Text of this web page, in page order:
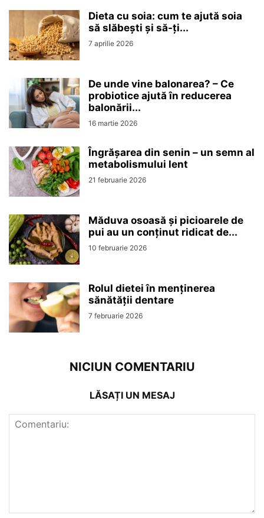
Dieta cu soia: cum te ajută soia
să slăbești și să-ți...
7 aprilie 2026
De unde vine balonarea? – Ce
probiotice ajută în reducerea
balonării...
16 martie 2026
Îngrășarea din senin – un semn al
metabolismului lent
21 februarie 2026
Măduva osoasă și picioarele de
pui au un conținut ridicat de...
10 februarie 2026
Rolul dietei în menținerea
sănătății dentare
7 februarie 2026
NICIUN COMENTARIU
LĂSAȚI UN MESAJ